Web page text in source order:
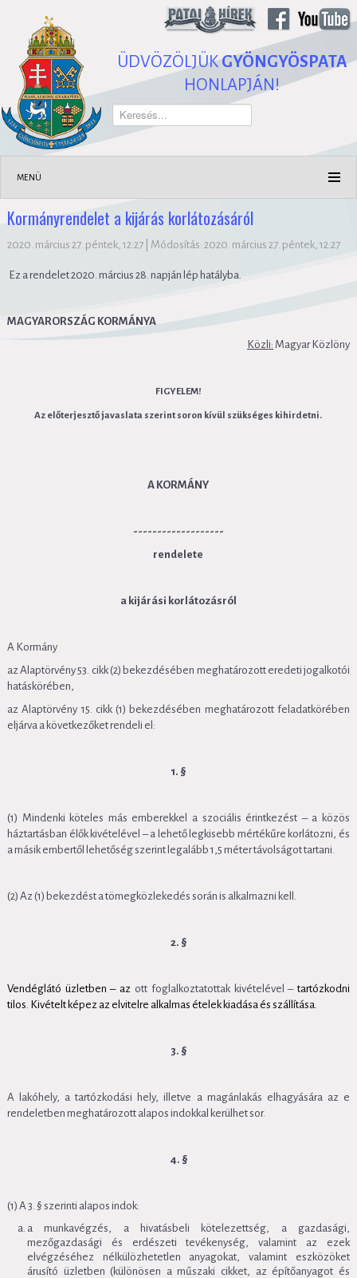
ÜDVÖZÖLJÜKGYÖNGYÖSPATA
HONLAPJÁN!
Keresés...
MENÜ
Kormányrendelet a kijárás korlátozásáról
2020. március 27. péntek, 12:27 Módosítás: 2020. március 27. péntek, 12:27
Ez a rendelet 2020. március 28. napján lép hatályba.
MAGYARORSZÁG KORMÁNYA
Közli: Magyar Közlöny
FIGYELEM!
Az előterjesztő javaslata szerint soron kívül szükséges kihirdetni.
A KORMÁNY
-------------------
rendelete
a kijárási korlátozásról
A Kormány
az Alaptörvény 53. cikk (2) bekezdésében meghatározott eredeti jogalkotói
hatáskörében,
az Alaptörvény 15. cikk (1) bekezdésében meghatározott feladatkörében
eljárva a következőket rendeli el:
1. §
(1) Mindenki köteles más emberekkel a szociális érintkezést – a közös
háztartásban élők kivételével – a lehető legkisebb mértékűre korlátozni, és
a másik embertől lehetőség szerint legalább 1,5 méter távolságot tartani.
(2) Az (1) bekezdést a tömegközlekedés során is alkalmazni kell.
2. §
Vendéglátó üzletben – az ott foglalkoztatottak kivételével –tartózkodni
tilos. Kivételt képez az elvitelre alkalmas ételek kiadása és szállítása.
3. §
A lakóhely, a tartózkodási hely, illetve a magánlakás elhagyására az e
rendeletben meghatározott alapos indokkal kerülhet sor.
4. §
(1) A 3. § szerinti alapos indok:
a munkavégzés, a hivatásbeli kötelezettség, a gazdasági,
mezőgazdasági és erdészeti tevékenység, valamint az ezek
elvégzéséhez nélkülözhetetlen anyagokat, valamint eszközöket
árusító üzletben (különösen a műszaki cikket, az építőanyagot és